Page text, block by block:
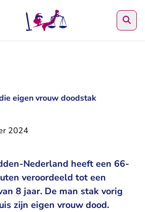
eigen vrouw doodstak
2024
Nederland heeft een 66-
veroordeeld tot een
8 jaar. De man stak vorig
zijn eigen vrouw dood.